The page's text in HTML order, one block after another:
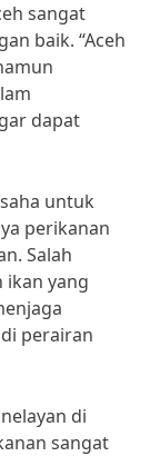
sangat
baik. “Aceh
dapat
untuk
perikanan
Salah
ikan yang
perairan
di
sangat